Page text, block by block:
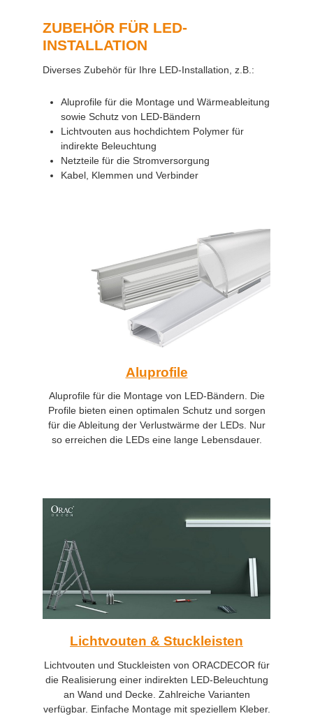
ZUBEHÖR FÜR LED-
INSTALLATION
Diverses Zubehör für Ihre LED-Installation, z.B.:
Aluprofile für die Montage und Wärmeableitung
sowie Schutz von LED-Bändern
Lichtvouten aus hochdichtem Polymer für
indirekte Beleuchtung
Netzteile für die Stromversorgung
Kabel, Klemmen und Verbinder
Aluprofile
Aluprofile für die Montage von LED-Bändern. Die
Profile bieten einen optimalen Schutz und sorgen
für die Ableitung der Verlustwärme der LEDs. Nur
so erreichen die LEDs eine lange Lebensdauer.
Lichtvouten & Stuckleisten
Lichtvouten und Stuckleisten von ORACDECOR für
die Realisierung einer indirekten LED-Beleuchtung
an Wand und Decke. Zahlreiche Varianten
verfügbar. Einfache Montage mit speziellem Kleber.